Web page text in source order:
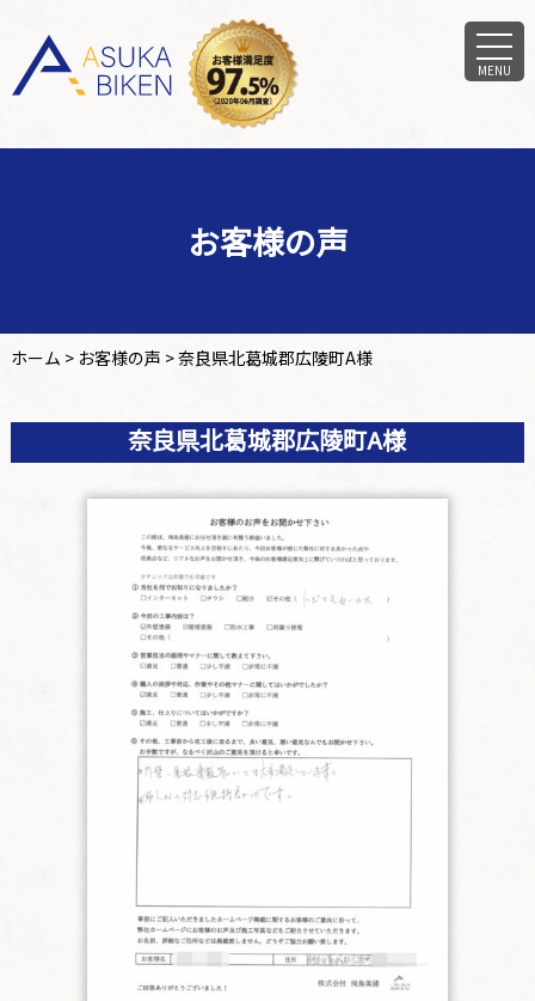
MENU
お客様の声
ホーム > お客様の声 >奈良県北葛城郡広陵町A様
奈良県北葛城郡広陵町A様